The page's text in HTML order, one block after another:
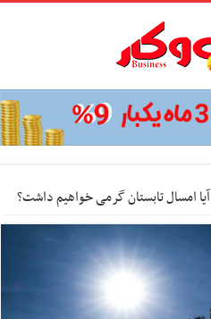
آیا امسال تابستان گرمی خواهیم داشت؟